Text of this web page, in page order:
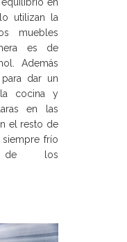
utilizan la
muebles
es de
Además
dar un
cocina y
en las
el resto de
frío
de los